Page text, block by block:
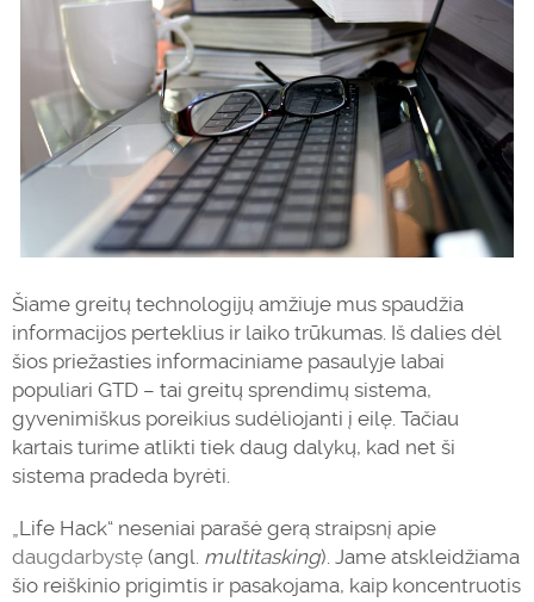
Šiame greitų technologijų amžiuje mus spaudžia
informacijos perteklius ir laiko trūkumas. Iš dalies dėl
šios priežasties informaciniame pasaulyje labai
populiari GTD – tai greitų sprendimų sistema,
gyvenimiškus poreikius sudėliojanti į eilę. Tačiau
kartais turime atlikti tiek daug dalykų, kad net ši
sistema pradeda byrėti.
„Life Hack“ neseniai parašė gerą straipsnį apie
daugdarbystę (angl. multitasking). Jame atskleidžiama
šio reiškinio prigimtis ir pasakojama, kaip koncentruotis